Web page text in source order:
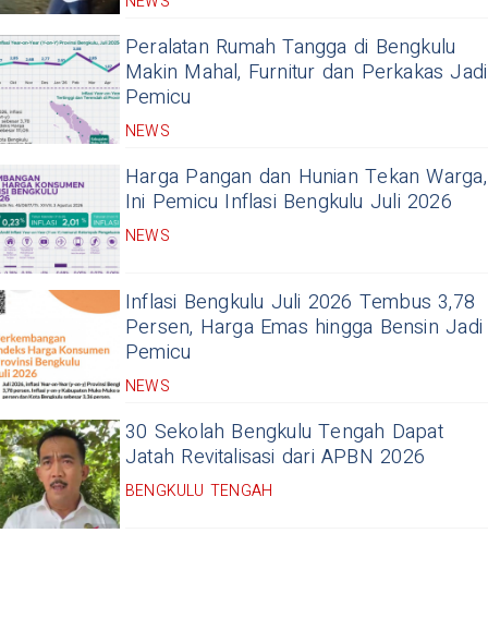
Peralatan Rumah Tangga di Bengkulu
Makin Mahal, Furnitur dan Perkakas Jadi
Pemicu
NEWS
Harga Pangan dan Hunian Tekan Warga,
Ini Pemicu Inflasi Bengkulu Juli 2026
NEWS
Inflasi Bengkulu Juli 2026 Tembus 3,78
Persen, Harga Emas hingga Bensin Jadi
Pemicu
NEWS
30 Sekolah Bengkulu Tengah Dapat
Jatah Revitalisasi dari APBN 2026
BENGKULU TENGAH